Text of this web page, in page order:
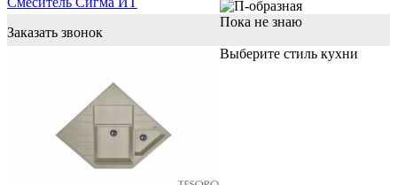
Заказать звонок
Пока не знаю
Выберите стиль кухни